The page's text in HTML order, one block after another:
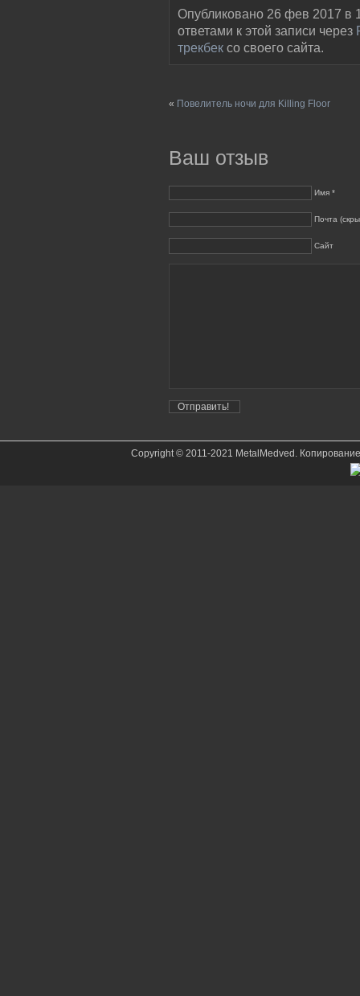
Опубликовано 26 фев 2017 в
ответами к этой записи через
трекбек со своего сайта.
« Повелитель ночи для Killing Floor
Ваш отзыв
Имя *
Почта
Сайт
Copyright © 2011-2021 MetalMedved.